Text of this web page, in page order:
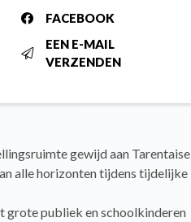
FACEBOOK
EEN E-MAIL
VERZENDEN
gewijd aan Tarentaise
alle horizonten tijdens tijdelijke
grote publiek en schoolkinderen